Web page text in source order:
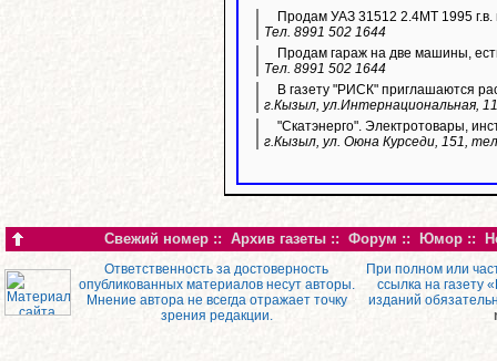
Продам УАЗ 31512 2.4МТ 1995 г.в.
Тел. 8991 502 1644
Продам гараж на две машины,
Тел. 8991 502 1644
В газету "РИСК" приглашаются
г.Кызыл, ул.Интернациональная,
"Скатэнерго". Электротовары,
г.Кызыл, ул. Оюна Курседи, 151,
Свежий номер :: Архив газеты :: Форум :: Юмор ::
Ответственность за достоверность
опубликованных материалов несут авторы.
Мнение автора не всегда отражает точку
зрения редакции.
При полном или
ссылка на газету
изданий